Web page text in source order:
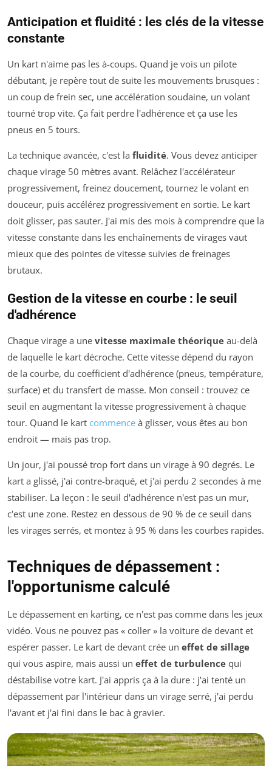
Anticipation et fluidité : les clés de la vitesse
constante
Un kart n'aime pas les à-coups. Quand je vois un pilote
débutant, je repère tout de suite les mouvements brusques :
un coup de frein sec, une accélération soudaine, un volant
tourné trop vite. Ça fait perdre l'adhérence et ça use les
pneus en 5 tours.
La technique avancée, c'est la fluidité. Vous devez anticiper
chaque virage 50 mètres avant. Relâchez l'accélérateur
progressivement, freinez doucement, tournez le volant en
douceur, puis accélérez progressivement en sortie. Le kart
doit glisser, pas sauter. J'ai mis des mois à comprendre que la
vitesse constante dans les enchaînements de virages vaut
mieux que des pointes de vitesse suivies de freinages
brutaux.
Gestion de la vitesse en courbe : le seuil
d'adhérence
Chaque virage a une vitesse maximale théorique au-delà
de laquelle le kart décroche. Cette vitesse dépend du rayon
de la courbe, du coefficient d'adhérence (pneus, température,
surface) et du transfert de masse. Mon conseil : trouvez ce
seuil en augmentant la vitesse progressivement à chaque
tour. Quand le kart commence à glisser, vous êtes au bon
endroit — mais pas trop.
Un jour, j'ai poussé trop fort dans un virage à 90 degrés. Le
kart a glissé, j'ai contre-braqué, et j'ai perdu 2 secondes à me
stabiliser. La leçon : le seuil d'adhérence n'est pas un mur,
c'est une zone. Restez en dessous de 90 % de ce seuil dans
les virages serrés, et montez à 95 % dans les courbes rapides.
Techniques de dépassement :
l'opportunisme calculé
Le dépassement en karting, ce n'est pas comme dans les jeux
vidéo. Vous ne pouvez pas « coller » la voiture de devant et
espérer passer. Le kart de devant crée un effet de sillage
qui vous aspire, mais aussi un effet de turbulence qui
déstabilise votre kart. J'ai appris ça à la dure : j'ai tenté un
dépassement par l'intérieur dans un virage serré, j'ai perdu
l'avant et j'ai fini dans le bac à gravier.